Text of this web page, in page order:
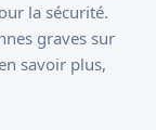
la sécurité.
graves sur
savoir plus,